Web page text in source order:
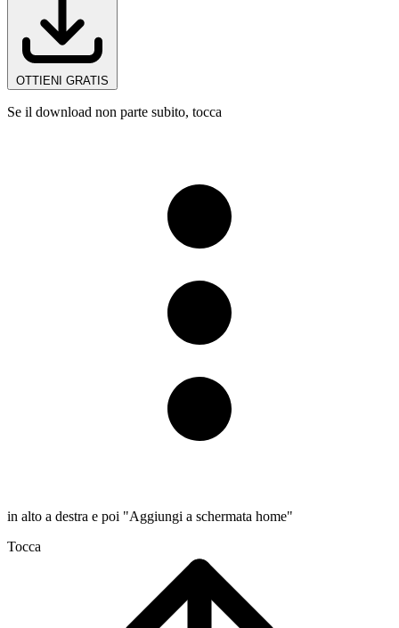
OTTIENI GRATIS
Se il download non parte subito, tocca
in alto a destra e poi "Aggiungi a schermata home"
Tocca